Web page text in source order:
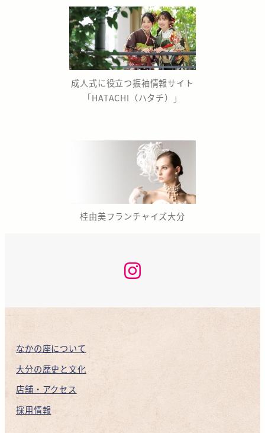
成人式に役立つ振袖情報サイト
「HATACHI（ハタチ）」
桂由美フランチャイズ大分
な
か
く
なかの座について
大分の歴史と文化
店舗・アクセス
採用情報